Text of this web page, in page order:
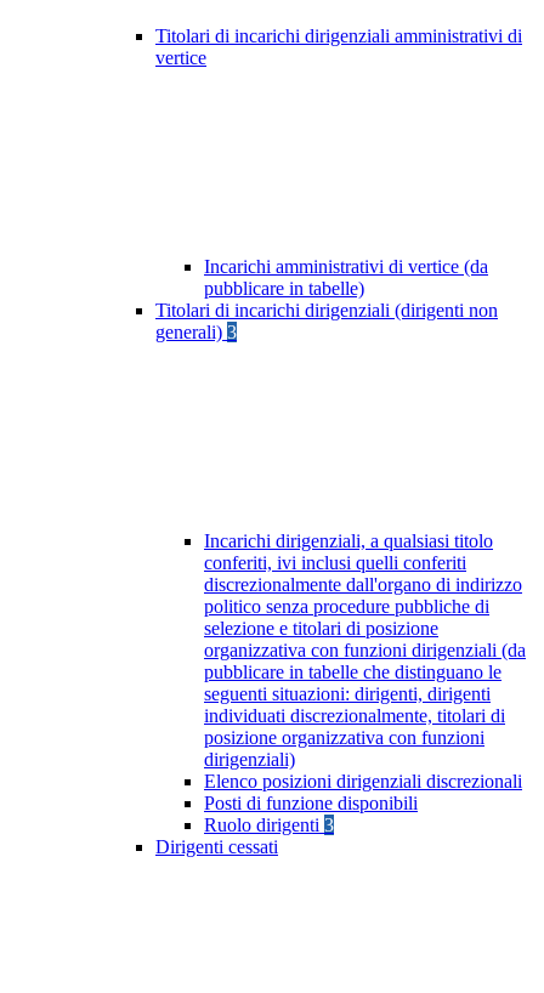
Titolari di incarichi dirigenziali amministrativi di
vertice
Incarichi amministrativi di vertice (da
pubblicare in tabelle)
Titolari di incarichi dirigenziali (dirigenti non
generali) 3
Incarichi dirigenziali, a qualsiasi titolo
conferiti, ivi inclusi quelli conferiti
discrezionalmente dall'organo di indirizzo
politico senza procedure pubbliche di
selezione e titolari di posizione
organizzativa con funzioni dirigenziali (da
pubblicare in tabelle che distinguano le
seguenti situazioni: dirigenti, dirigenti
individuati discrezionalmente, titolari di
posizione organizzativa con funzioni
dirigenziali)
Elenco posizioni dirigenziali discrezionali
Posti di funzione disponibili
Ruolo dirigenti 3
Dirigenti cessati